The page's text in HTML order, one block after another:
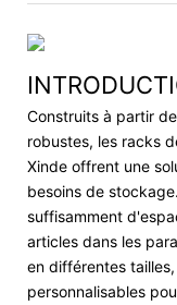
Construits à partir
robustes, les racks
Xinde offrent une
besoins de
suffisamment
articles dans les
en différentes
personnalisables